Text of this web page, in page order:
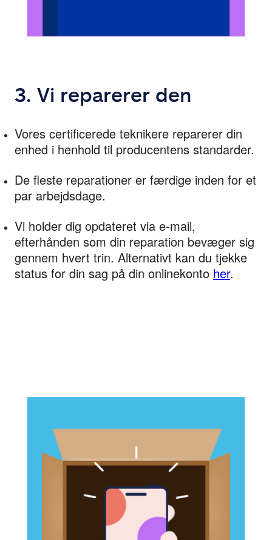
3. Vi reparerer den
Vores certificerede teknikere reparerer din
enhed i henhold til producentens standarder.
De fleste reparationer er færdige inden for et
par arbejdsdage.
Vi holder dig opdateret via e-mail,
efterhånden som din reparation bevæger sig
gennem hvert trin. Alternativt kan du tjekke
status for din sag på din onlinekonto her.